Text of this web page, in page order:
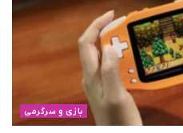
بازی و سرگرمی